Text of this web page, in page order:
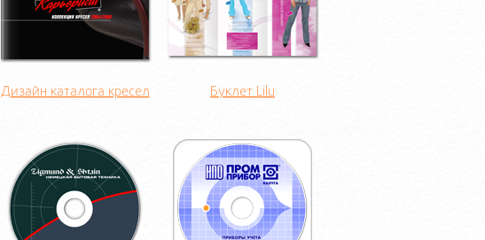
Дизайн каталога кресел Буклет Lilu